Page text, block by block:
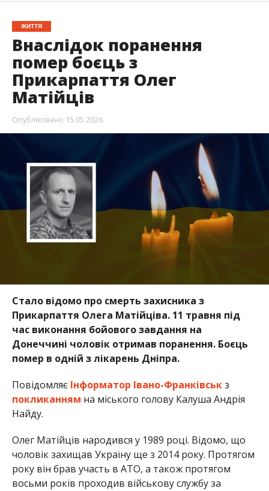
ЖИТТЯ
Внаслідок поранення
помер боєць з
Прикарпаття Олег
Матійців
Опубліковано 15.05.2026
Стало відомо про смерть захисника з
Прикарпаття Олега Матійціва. 11 травня під
час виконання бойового завдання на
Донеччині чоловік отримав поранення. Боєць
помер в одній з лікарень Дніпра.
Повідомляє Інформатор Івано-Франківськз
покликанням на міського голову Калуша Андрія
Найду.
Олег Матійців народився у 1989 році. Відомо, що
чоловік захищав Україну ще з 2014 року. Протягом
року він брав участь в АТО, а також протягом
восьми років проходив військову службу за